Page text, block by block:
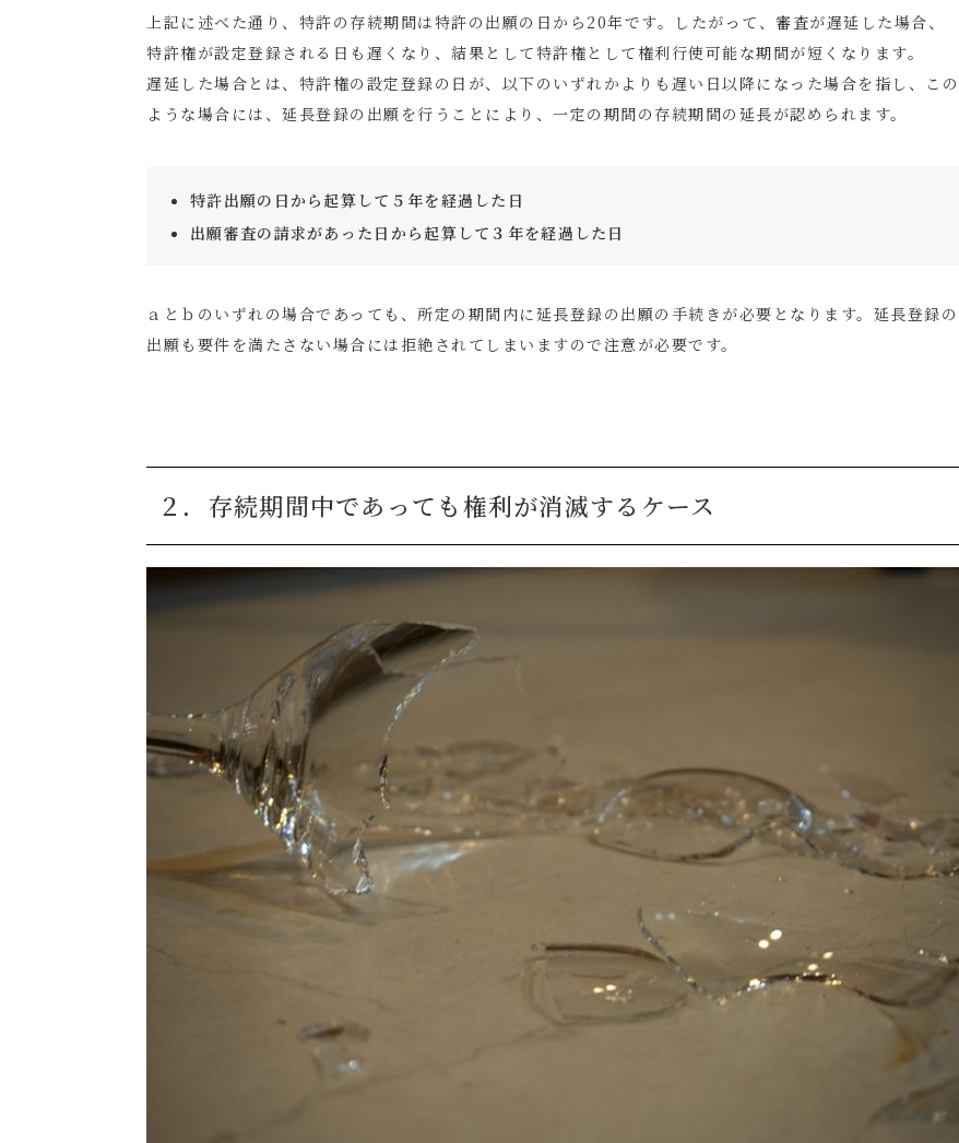
上記に述べた通り、特許の存続期間は特許の出願の日から 20年です。したがって、審査が遅延した場合、
特許権が設定登録される日も遅くなり、結果として特許権として権利行使可能な期間が短くなります。
遅延した場合とは、特許権の設定登録の日が、以下のいずれかよりも遅い日以降になった場合を指し、この
ような場合には、延長登録の出願を行うことにより、一定の期間の存続期間の延長が認められます。
特許出願の日から起算して５年を経過した日
出願審査の請求があった日から起算して３年を経過した日
ａとｂのいずれの場合であっても、所定の期間内に延長登録の出願の手続きが必要となります。延長登録の
出願も要件を満たさない場合には拒絶されてしまいますので注意が必要です。
２．存続期間中であっても権利が消滅するケース